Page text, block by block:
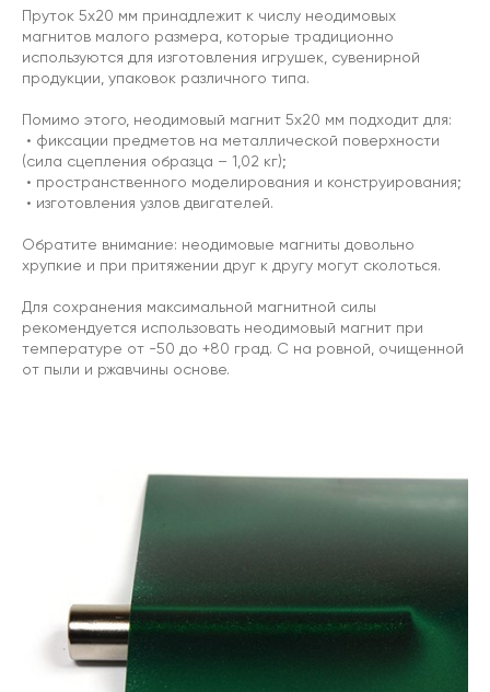
Пруток 5х20 мм принадлежит к числу неодимовых
магнитов малого размера, которые традиционно
используются для изготовления игрушек, сувенирной
продукции, упаковок различного типа.
Помимо этого, неодимовый магнит 5х20 мм подходит для:
• фиксации предметов на металлической поверхности
(сила сцепления образца – 1,02 кг);
• пространственного моделирования и конструирования;
• изготовления узлов двигателей.
Обратите внимание: неодимовые магниты довольно
хрупкие и при притяжении друг к другу могут сколоться.
Для сохранения максимальной магнитной силы
рекомендуется использовать неодимовый магнит при
температуре от -50 до +80 град. C на ровной, очищенной
от пыли и ржавчины основе.